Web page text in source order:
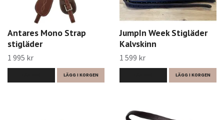
Antares Mono Strap
stigläder
1 995 kr
LÄGG I KORGEN
JumpIn Week Stigläder
Kalvskinn
1 599 kr
LÄGG I KORGEN